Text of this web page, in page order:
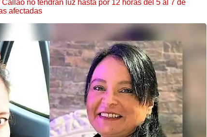
no tendrán luz hasta por 12 horas del 5 al 7 de
afectadas